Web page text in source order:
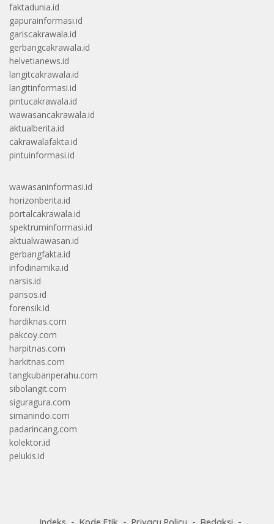
faktadunia.id
gapurainformasi.id
gariscakrawala.id
gerbangcakrawala.id
helvetianews.id
langitcakrawala.id
langitinformasi.id
pintucakrawala.id
wawasancakrawala.id
aktualberita.id
cakrawalafakta.id
pintuinformasi.id
wawasaninformasi.id
horizonberita.id
portalcakrawala.id
spektruminformasi.id
aktualwawasan.id
gerbangfakta.id
infodinamika.id
narsis.id
pansos.id
forensik.id
hardiknas.com
pakcoy.com
harpitnas.com
harkitnas.com
tangkubanperahu.com
sibolangit.com
siguragura.com
simanindo.com
padarincang.com
kolektor.id
pelukis.id